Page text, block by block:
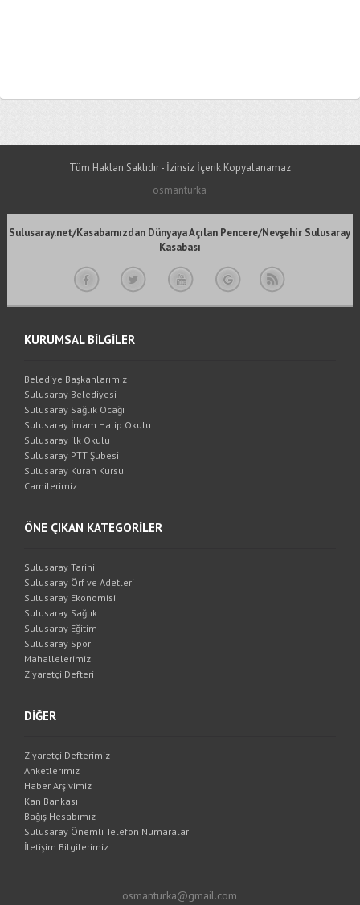
Tüm Hakları Saklıdır - İzinsiz İçerik Kopyalanamaz
osmanturka
Sulusaray.net/Kasabamızdan Dünyaya Açılan Pencere/Nevşehir Sulusaray
Kasabası
KURUMSAL BİLGİLER
Belediye Başkanlarımız
Sulusaray Belediyesi
Sulusaray Sağlık Ocağı
Sulusaray İmam Hatip Okulu
Sulusaray ilk Okulu
Sulusaray PTT Şubesi
Sulusaray Kuran Kursu
Camilerimiz
ÖNE ÇIKAN KATEGORİLER
Sulusaray Tarihi
Sulusaray Örf ve Adetleri
Sulusaray Ekonomisi
Sulusaray Sağlık
Sulusaray Eğitim
Sulusaray Spor
Mahallelerimiz
Ziyaretçi Defteri
DİĞER
Ziyaretçi Defterimiz
Anketlerimiz
Haber Arşivimiz
Kan Bankası
Bağış Hesabımız
Sulusaray Önemli Telefon Numaraları
İletişim Bilgilerimiz
osmanturka@gmail.com